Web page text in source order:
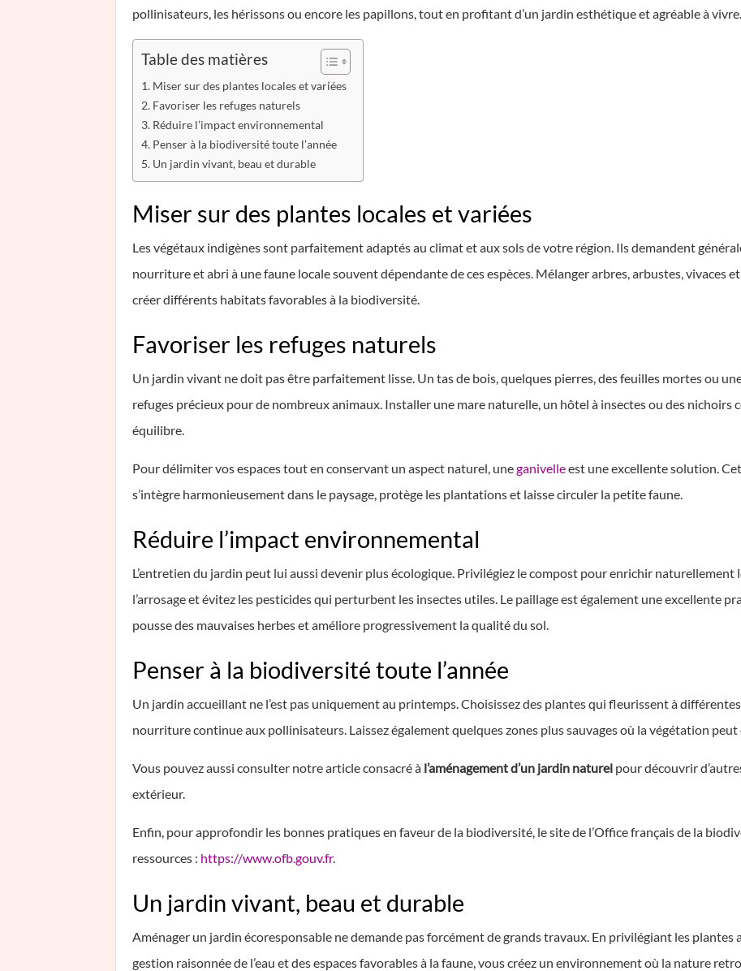
pollinisateurs, les hérissons ou encore les papillons, tout en profitant d’un jardin esthétique et agréable à vivre.
Table des matières
Miser sur des plantes locales et variées
Favoriser les refuges naturels
Réduire l’impact environnemental
Penser à la biodiversité toute l’année
Un jardin vivant, beau et durable
Miser sur des plantes locales et variées
Les végétaux indigènes sont parfaitement adaptés au climat et aux sols de votre région. Ils demandent
nourriture et abri à une faune locale souvent dépendante de ces espèces. Mélanger arbres, arbustes, vivaces
créer différents habitats favorables à la biodiversité.
Favoriser les refuges naturels
Un jardin vivant ne doit pas être parfaitement lisse. Un tas de bois, quelques pierres, des feuilles mortes ou
refuges précieux pour de nombreux animaux. Installer une mare naturelle, un hôtel à insectes ou des nichoirs
équilibre.
Pour délimiter vos espaces tout en conservant un aspect naturel, uneganivelleest une excellente solution.
s’intègre harmonieusement dans le paysage, protège les plantations et laisse circuler la petite faune.
Réduire l’impact environnemental
L’entretien du jardin peut lui aussi devenir plus écologique. Privilégiez le compost pour enrichir naturellement
l’arrosage et évitez les pesticides qui perturbent les insectes utiles. Le paillage est également une excellente
pousse des mauvaises herbes et améliore progressivement la qualité du sol.
Penser à la biodiversité toute l’année
Un jardin accueillant ne l’est pas uniquement au printemps. Choisissez des plantes qui fleurissent à
nourriture continue aux pollinisateurs. Laissez également quelques zones plus sauvages où la végétation
Vous pouvez aussi consulter notre article consacré à l’aménagement d’un jardin naturel pour découvrir
extérieur.
Enfin, pour approfondir les bonnes pratiques en faveur de la biodiversité, le site de l’Office français de la
ressources : https://www.ofb.gouv.fr.
Un jardin vivant, beau et durable
Aménager un jardin écoresponsable ne demande pas forcément de grands travaux. En privilégiant les plantes
gestion raisonnée de l’eau et des espaces favorables à la faune, vous créez un environnement où la nature